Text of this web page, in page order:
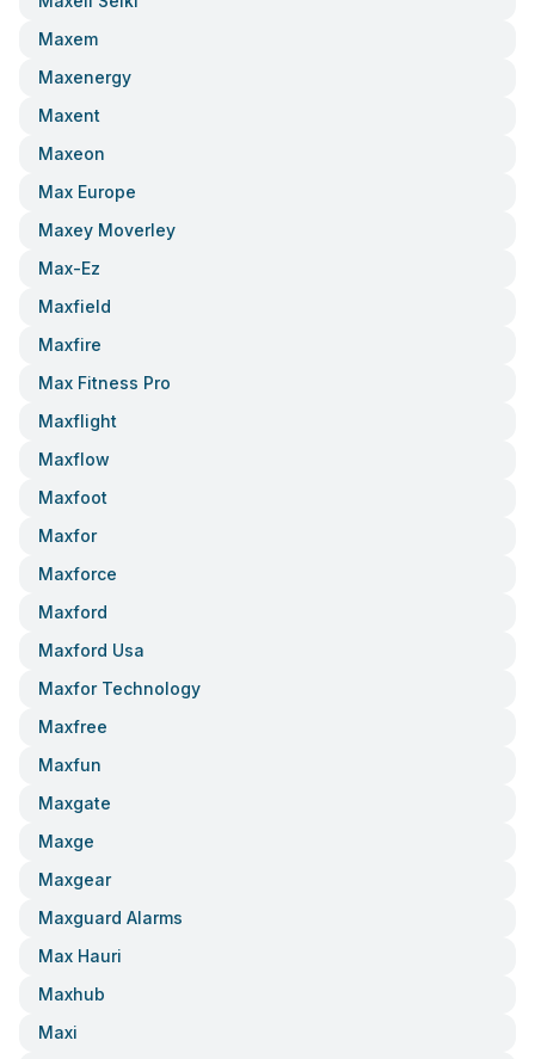
Maxem
Maxenergy
Maxent
Maxeon
Max Europe
Maxey Moverley
Max-Ez
Maxfield
Maxfire
Max Fitness Pro
Maxflight
Maxflow
Maxfoot
Maxfor
Maxforce
Maxford
Maxford Usa
Maxfor Technology
Maxfree
Maxfun
Maxgate
Maxge
Maxgear
Maxguard Alarms
Max Hauri
Maxhub
Maxi